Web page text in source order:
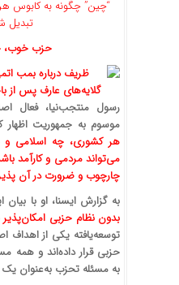
“چین” چگونه به کابوس
تبدیل
حزب خوب،
رسول منتجب‌نیا، فعال
موسوم به جمهوریت اظهار
هر کشوری، چه اسلامی و
می‌تواند مردمی و کارآمد
چارچوب و ضرورت در آن
به گزارش ایسنا، او با بیان
بدون نظام حزبی
توسعه‌یافته یکی از اهداف
حزبی قرار داده‌اند و همه
به مسئله تحزب به‌عنوان یک